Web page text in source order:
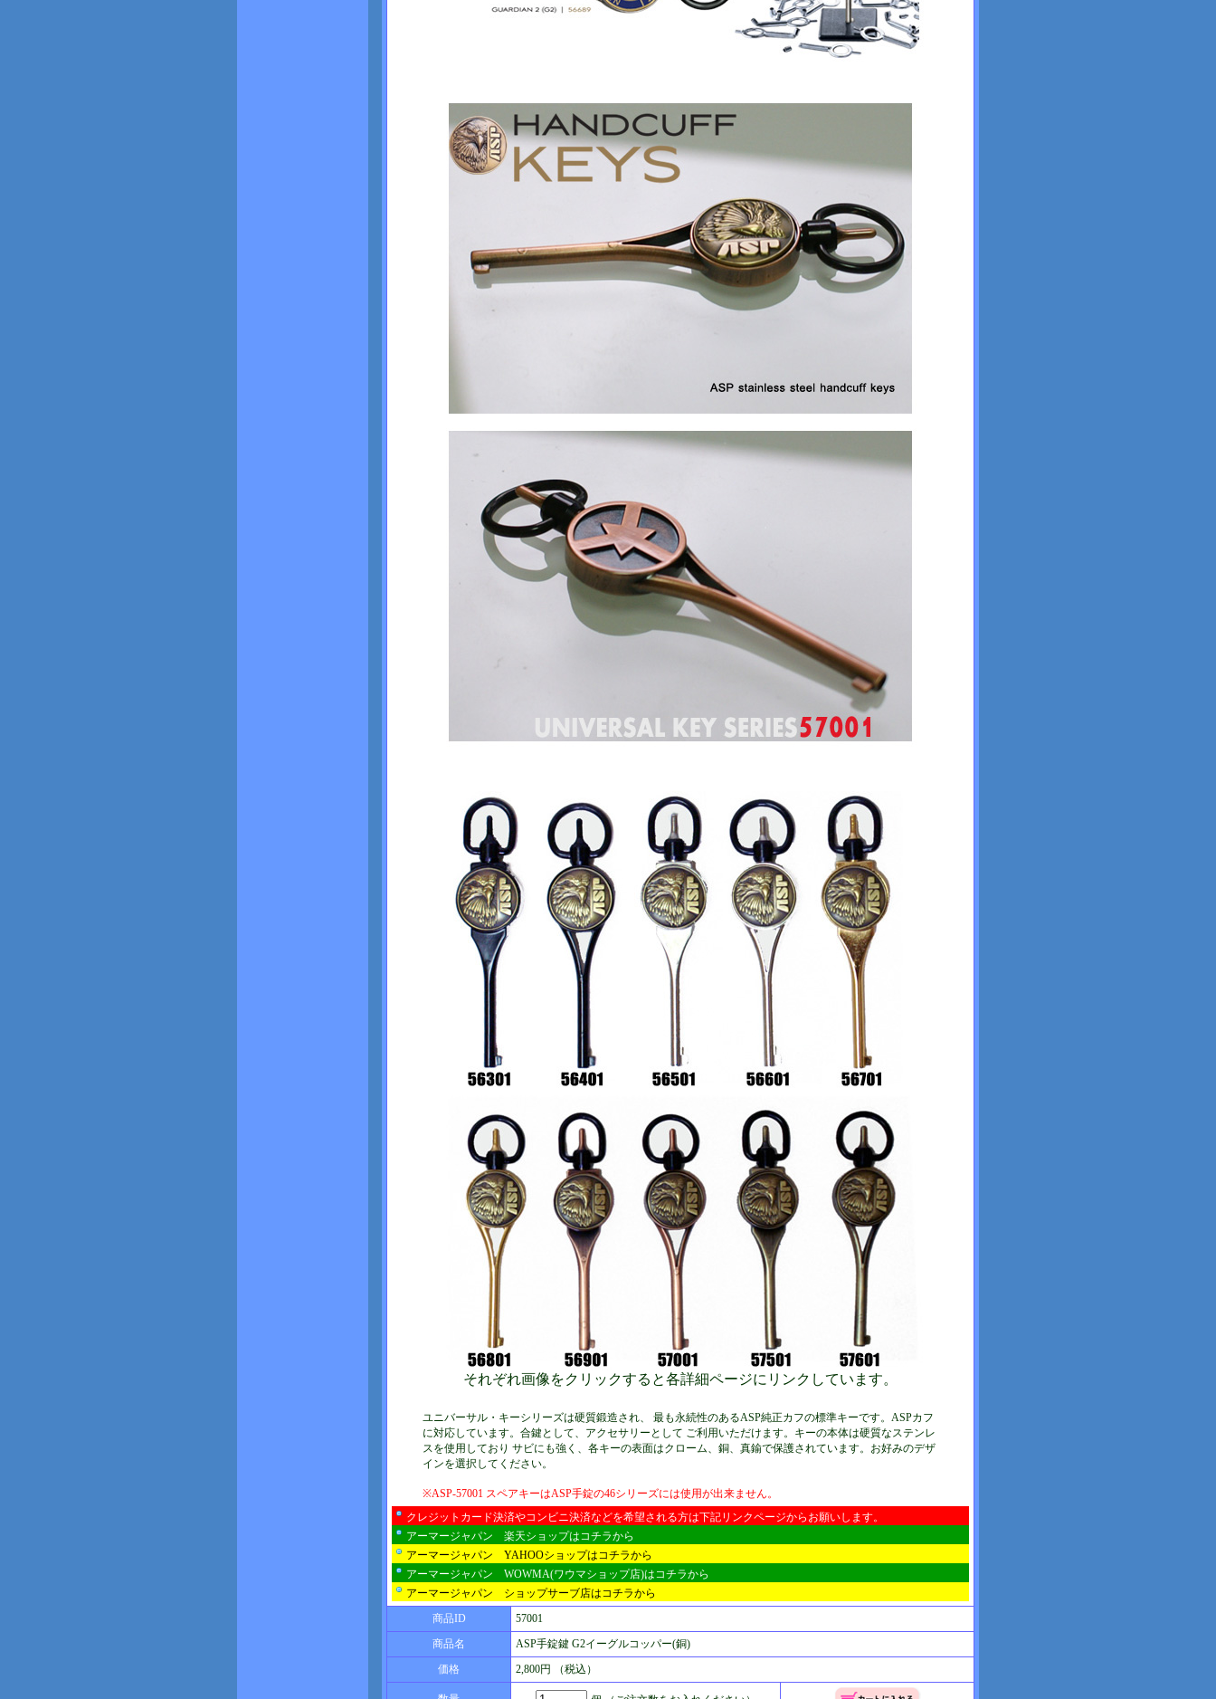
それぞれ画像をクリックすると各詳細ページにリンクしています。
ユニバーサル・キーシリーズは硬質鍛造され、 最も永続性のあるASP純正カフの標準キーです。ASPカフ
に対応しています。合鍵として、アクセサリーとして ご利用いただけます。キーの本体は硬質なステンレ
スを使用しており サビにも強く、各キーの表面はクローム、銅、真鍮で保護されています。お好みのデザ
インを選択してください。
※ASP-57001 スペアキーはASP手錠の46シリーズには使用が出来ません。
クレジットカード決済やコンビニ決済などを希望される方は下記リンクページからお願いします。
アーマージャパン 楽天ショップはコチラから
アーマージャパン YAHOOショップはコチラから
アーマージャパン WOWMA(ワウマショップ店)はコチラから
アーマージャパン ショップサーブ店はコチラから
商品ID
57001
商品名
ASP手錠鍵 G2イーグルコッパー(銅)
価格
2,800円 （税込）